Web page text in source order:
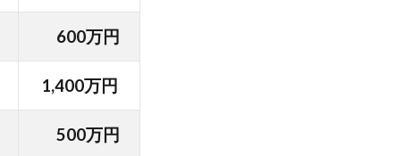
600万円
1,400万円
500万円